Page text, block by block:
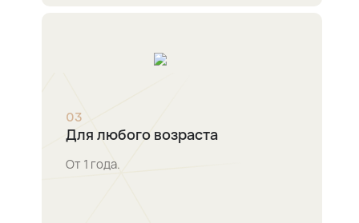
03
Для любого возраста
От 1 года.